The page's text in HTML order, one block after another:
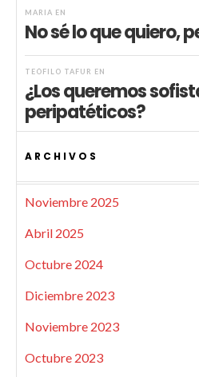
MARIA EN
No sé lo que quiero,
TEÓFILO TAFUR EN
¿Los queremos
peripatéticos?
ARCHIVOS
Noviembre 2025
Abril 2025
Octubre 2024
Diciembre 2023
Noviembre 2023
Octubre 2023